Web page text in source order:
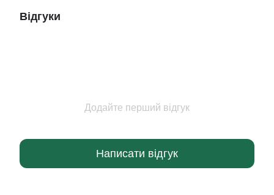
Відгуки
Додайте перший відгук
Написати відгук